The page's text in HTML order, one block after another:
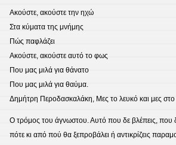
Ακούστε, ακούστε την ηχώ
Στα κύματα της μνήμης
Πώς παφλάζει
Ακούστε, ακούστε αυτό το φως
Που μας μιλά για θάνατο
Που μας μιλά για θαύμα.
Δημήτρη Περοδασκαλάκη, Μες το λευκό και μες
Ο τρόμος του άγνωστου. Αυτό που δε βλέπεις, που
πότε κι από πού θα ξεπροβάλει ή αντικρίζεις